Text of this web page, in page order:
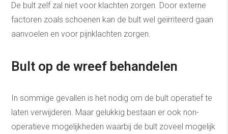
De bult zelf zal niet voor klachten zorgen. Door externe
factoren zoals schoenen kan de bult wel geïrriteerd gaan
aanvoelen en voor pijnklachten zorgen.
Bult op de wreef behandelen
In sommige gevallen is het nodig om de bult operatief te
laten verwijderen. Maar gelukkig bestaan er ook non-
operatieve mogelijkheden waarbij de bult zoveel mogelijk